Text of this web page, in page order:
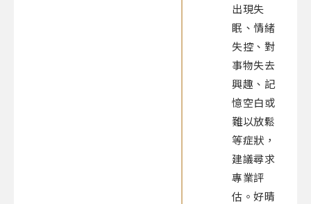
出現失
眠、情緒
失控、對
事物失去
興趣、記
憶空白或
難以放鬆
等症狀，
建議尋求
專業評
估。好晴